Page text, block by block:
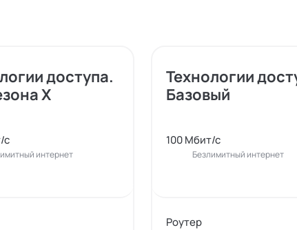
доступа.
X
с
интернет
Технологии
Базовый
100 Мбит/с
Безлимитный интернет
Роутер